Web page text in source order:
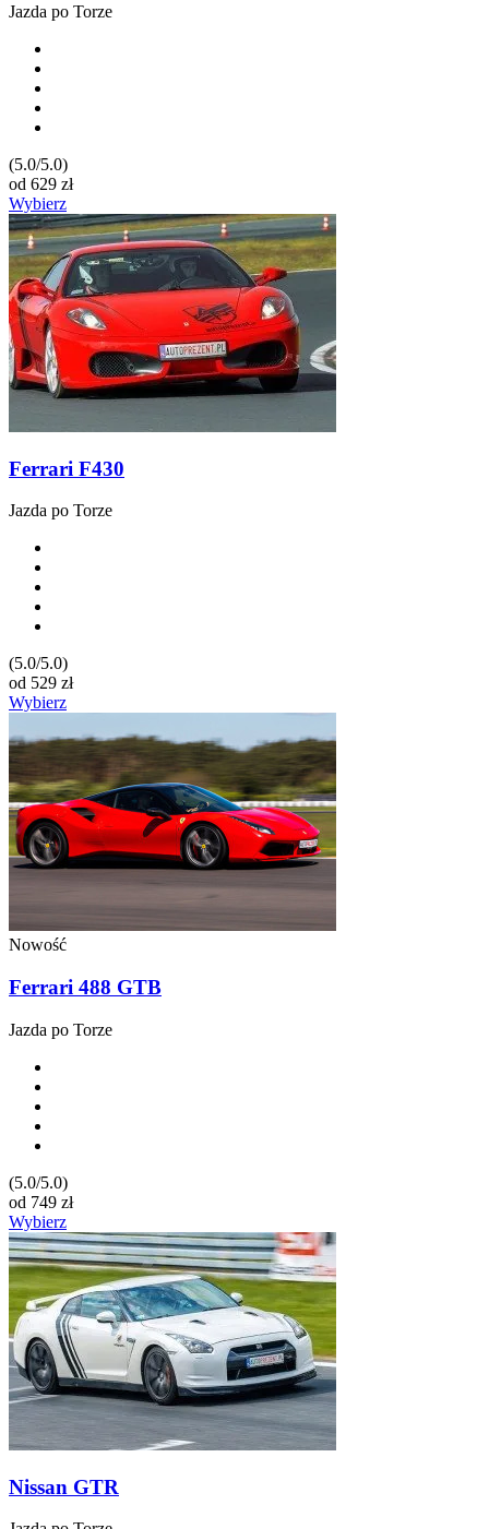
Jazda po Torze
(5.0/5.0)
od 629 zł
Wybierz
Ferrari F430
Jazda po Torze
(5.0/5.0)
od 529 zł
Wybierz
Nowość
Ferrari 488 GTB
Jazda po Torze
(5.0/5.0)
od 749 zł
Wybierz
Nissan GTR